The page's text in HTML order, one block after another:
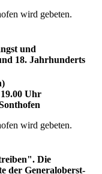
wird gebeten.
und
18. Jahrhunderts
Uhr
wird gebeten.
Die
der Generaloberst-